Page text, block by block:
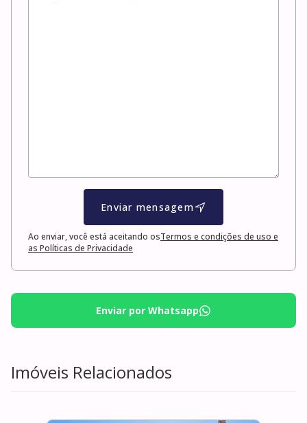
Enviar mensagem
Ao enviar, você está aceitando osTermos e condições de uso e
as Políticas de Privacidade
Enviar por Whatsapp
Imóveis Relacionados